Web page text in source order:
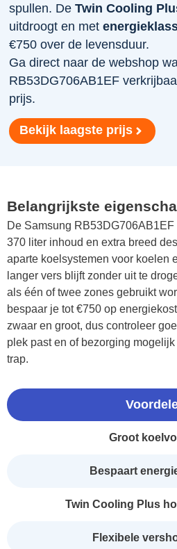
spullen. DeTwin Cooling
uitdroogt en met
€750 over de levensduur.
Ga direct naar de webshop
RB53DG706AB1EF
prijs.
Bekijk laagste prijs
Belangrijkste
De Samsung
370 liter inhoud en extra breed
aparte koelsystemen voor koelen
langer vers blijft zonder uit te
als één of twee zones gebruikt
bespaar je tot €750 op
zwaar en groot, dus controleer
plek past en of bezorging
trap.
Groot
Bespaart
Twin Cooling Plus
Flexibele